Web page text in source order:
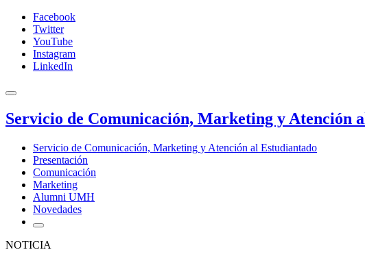
Facebook
Twitter
YouTube
Instagram
LinkedIn
Servicio de Comunicación, Marketing y Atención
Servicio de Comunicación, Marketing y Atención al Estudiantado
Presentación
Comunicación
Marketing
Alumni UMH
Novedades
NOTICIA